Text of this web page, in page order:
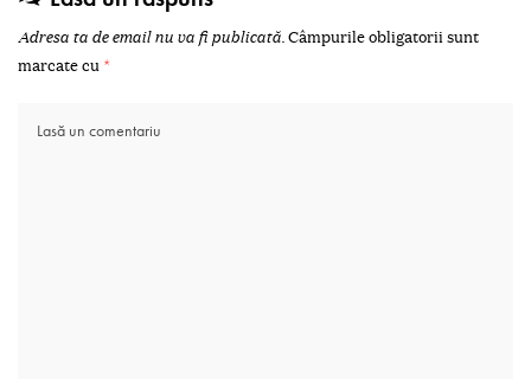
Adresa ta de email nu va fi publicată.Câmpurile obligatorii sunt
marcate cu *